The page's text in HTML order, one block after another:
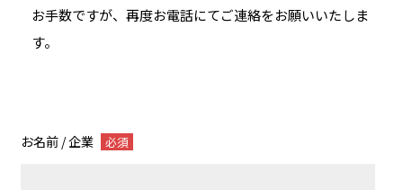
お手数ですが、再度お電話にてご連絡をお願いいたしま
す。
お名前 / 企業 必須